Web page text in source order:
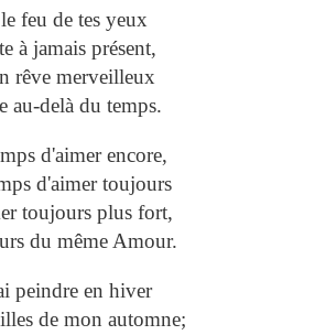
feu de tes yeux
à jamais présent,
rêve merveilleux
au-delà du temps.
d'aimer encore,
d'aimer toujours
toujours plus fort,
du même Amour.
peindre en hiver
de mon automne;